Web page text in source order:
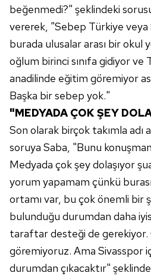
reklam/pazarlama faaliyetlerinin
sınırlı olarak açık rızanız
Çerezlere ilişkin tercihlerinizi
vasıtasıyla belirleyebilirsiniz.
için Ayarlar butonuna tıklayabilir,
Metnimizi ziyaret edebilirsiniz.
6698 sayılı Kişisel Verilerin
hazırlanmış Aydınlatma
ilgili mevzuata uygun olarak
almak için lütfentıklayınız.
beğenmedi?" şeklindeki
vererek, "Sebep Türkiye veya
burada ulusalar arası bir okul
oğlum birinci sınıfa gidiyor ve
anadilinde eğitim göremiyor
Başka bir sebep yok."
"MEDYADA ÇOK ŞEY
Son olarak birçok takımla adı
soruya Saba, "Bunu
Medyada çok şey dolaşıyor
yorum yapamam çünkü
ortamı var, bu çok önemli bir
bulunduğu durumdan daha
taraftar desteği de gerekiyor.
göremiyoruz. Ama Sivasspor
durumdan çıkacaktır"